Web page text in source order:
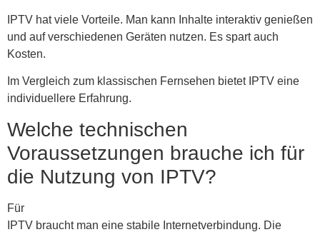
IPTV hat viele Vorteile. Man kann Inhalte interaktiv genießen
und auf verschiedenen Geräten nutzen. Es spart auch
Kosten.
Im Vergleich zum klassischen Fernsehen bietet IPTV eine
individuellere Erfahrung.
Welche technischen
Voraussetzungen brauche ich für
die Nutzung von IPTV?
Für
IPTV braucht man eine stabile Internetverbindung. Die